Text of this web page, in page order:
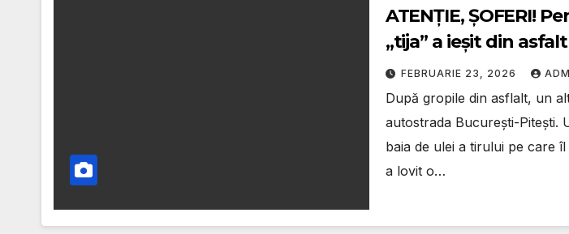
ATENȚIE, ȘOFERI!
„tija” a ieșit din
Ulei pe carosabil
FEBRUARIE 23, 2026
După gropile din asflalt, un
autostrada București-Pitești.
baia de ulei a tirului pe care
a lovit o…